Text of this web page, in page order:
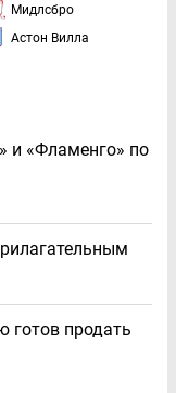
Мидлсбро
Астон Вилла
и «Фламенго» по
готов продать